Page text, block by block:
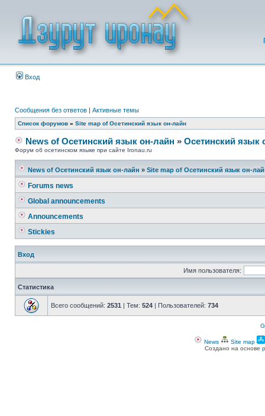
Вход
Сообщения без ответов | Активные темы
Список форумов » Site map of Осетинский язык он-лайн
News of Осетинский язык он-лайн » Осетинский язык
Форум об осетинском языке при сайте Ironau.ru
News of Осетинский язык он-лайн » Site map of Осетинский язык он-
Forums news
Global announcements
Announcements
Stickies
Вход
Имя пользователя:
Статистика
Всего сообщений: 2531 | Тем: 524 | Пользователей: 734
News Site map
Создано на основе